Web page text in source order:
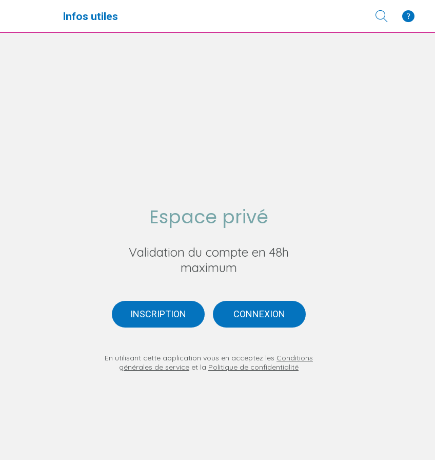
Infos utiles
Espace privé
Validation du compte en 48h
maximum
INSCRIPTION CONNEXION
En utilisant cette application vous en acceptez les Conditions
générales de service et la Politique de confidentialité